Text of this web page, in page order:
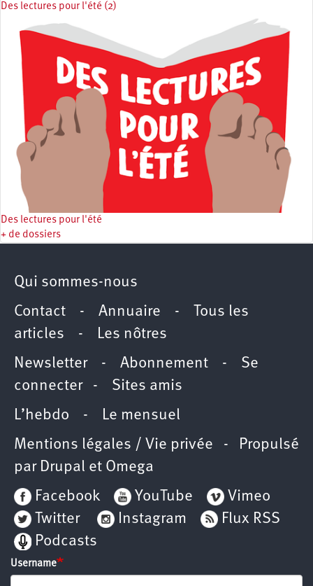
Des lectures pour l'été (2)
Des lectures pour l'été
+ de dossiers
Qui sommes-nous
Contact - Annuaire -
Tous les
articles - Les nôtres
Newsletter- Abonnement - Se
connecter- Sites amis
L’hebdo - Le mensuel
Mentions légales / Vie privée - Propulsé
par Drupal et Omega
Facebook
YouTube
Vimeo
Twitter
Instagram
Flux RSS
Podcasts
Username